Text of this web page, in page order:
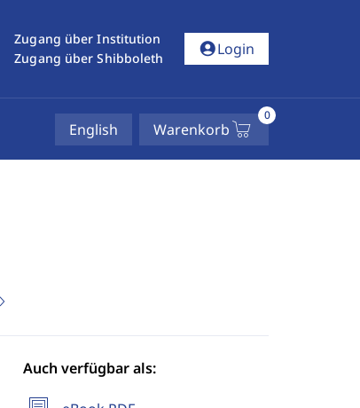
Zugang über Institution
Zugang über Shibboleth
account_circleLogin
English Warenkorb
0
Auch verfügbar als: